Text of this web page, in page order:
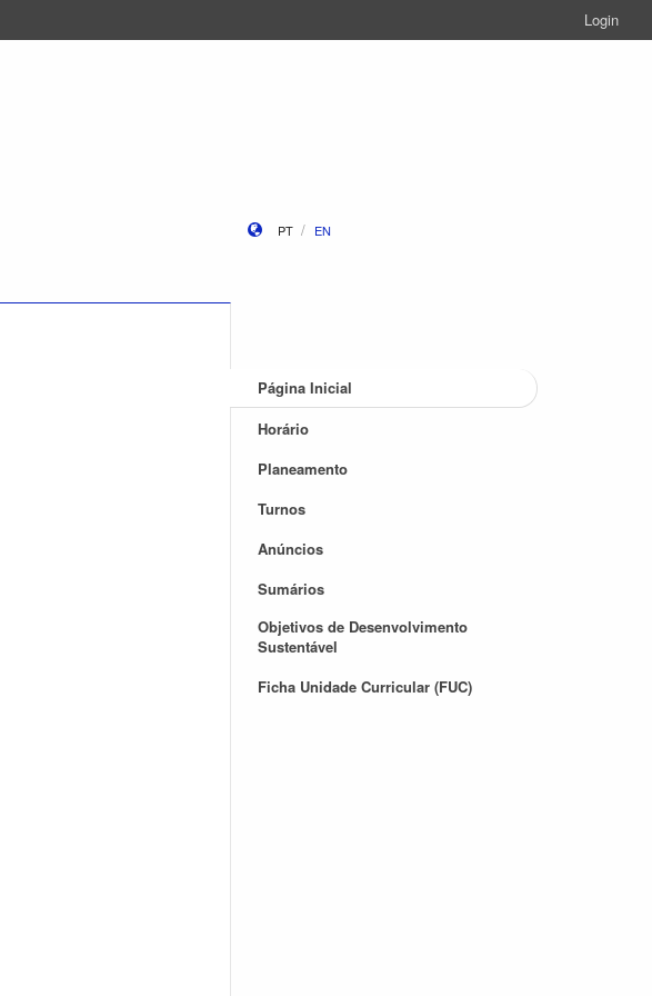
Login
PT EN
Página Inicial
Horário
Planeamento
Turnos
Anúncios
Sumários
Objetivos de Desenvolvimento
Sustentável
Ficha Unidade Curricular (FUC)